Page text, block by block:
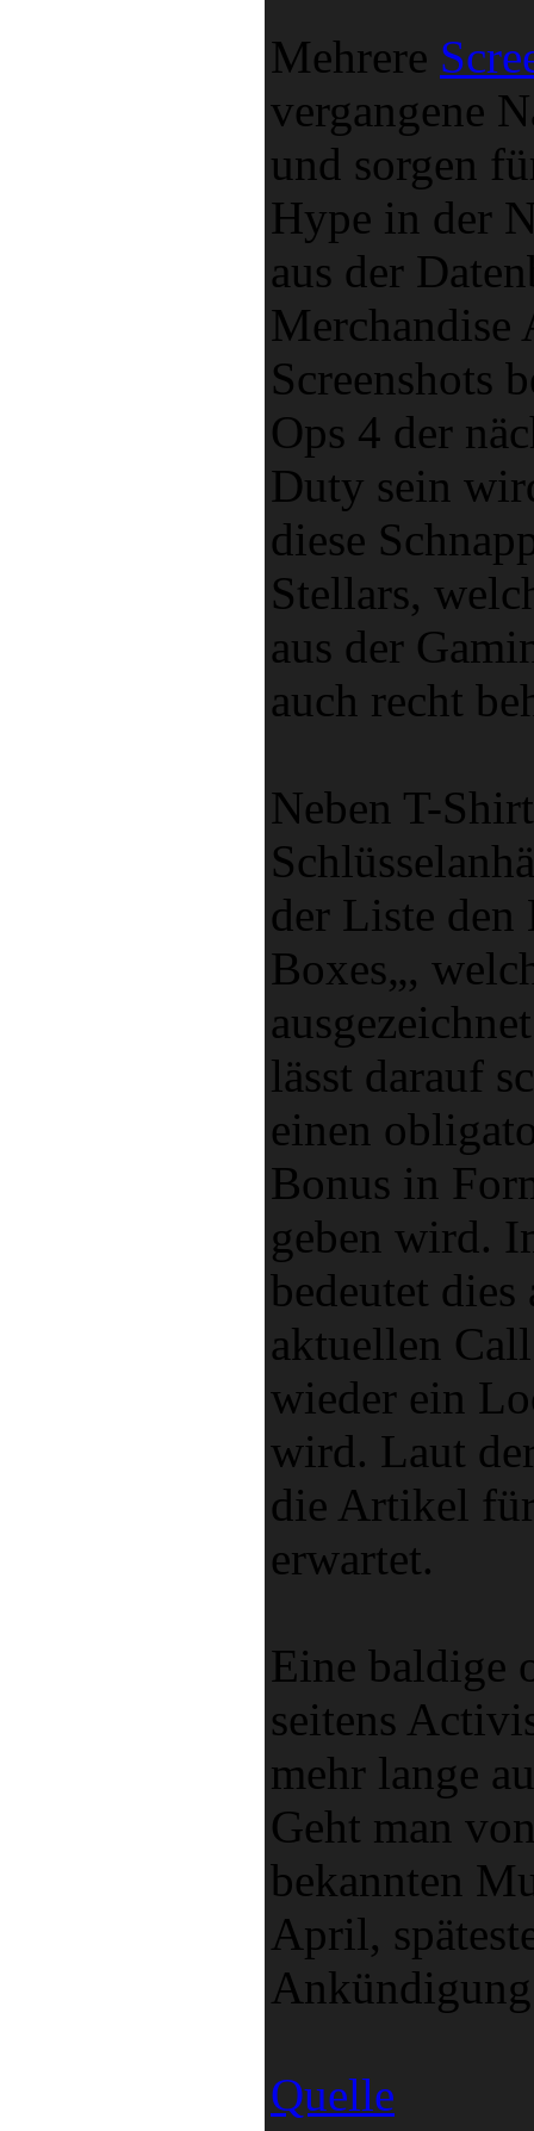
Mehrere
vergangene
und sorgen
Hype in der
aus der
Merchandise
Screenshots
Ops 4 der
Duty sein
diese
Stellars,
aus der
auch recht
Neben T-
der Liste den
Boxes„,
lässt darauf
einen
Bonus in
geben wird.
bedeutet dies
aktuellen
wieder ein
wird. Laut
die Artikel
erwartet.
Eine baldige
seitens
mehr lange
Geht man
bekannten
April,
Quelle